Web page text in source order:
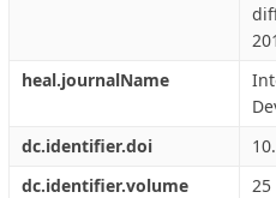
heal.journalName
dc.identifier.doi
dc.identifier.volume
25